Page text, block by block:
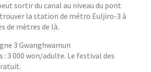
sortir du canal au niveau du pont
la station de métro Euljiro-3 à
de mètres de là.
3 Gwanghwamun
: 3 000 won/adulte. Le festival des